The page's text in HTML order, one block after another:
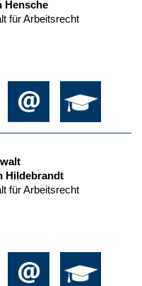
Hensche
für Arbeitsrecht
Hildebrandt
für Arbeitsrecht